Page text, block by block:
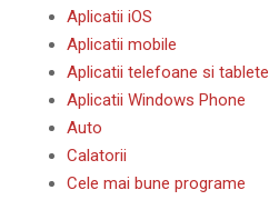
Aplicatii iOS
Aplicatii mobile
Aplicatii telefoane si tablete
Aplicatii Windows Phone
Auto
Calatorii
Cele mai bune programe